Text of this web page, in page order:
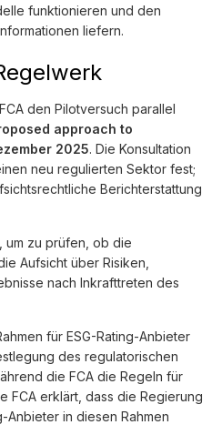
funktionieren und den
liefern.
den Pilotversuch parallel
approach to
2025. Die Konsultation
neu regulierten Sektor fest;
Berichterstattung
um zu prüfen, ob die
Aufsicht über Risiken,
nach Inkrafttreten des
für ESG-Rating-Anbieter
des regulatorischen
die FCA die Regeln für
FCA erklärt, dass die Regierung
Anbieter in diesen Rahmen